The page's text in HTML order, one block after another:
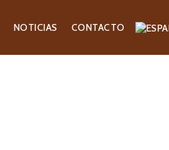
NOTICIAS CONTACTO